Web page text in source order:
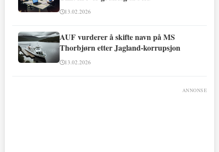
13.02.2026
AUF vurderer å skifte navn på MS
Thorbjørn etter Jagland-korrupsjon
13.02.2026
ANNONSE